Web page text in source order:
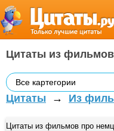
Цитаты из
Все картегории
Цитаты → Из
Цитаты из фильмов про